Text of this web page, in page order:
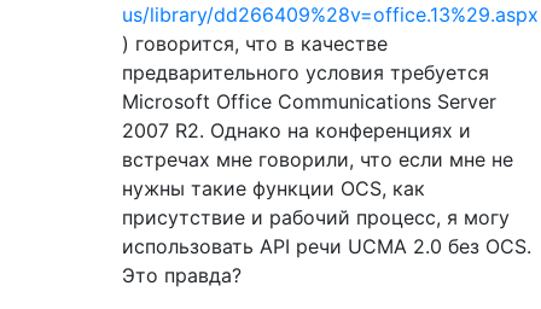
us/library/dd266409%28v=office.13%29.aspx
) говорится, что в качестве
предварительного условия требуется
Microsoft Office Communications Server
2007 R2. Однако на конференциях и
встречах мне говорили, что если мне не
нужны такие функции OCS, как
присутствие и рабочий процесс, я могу
использовать API речи UCMA 2.0 без OCS.
Это правда?